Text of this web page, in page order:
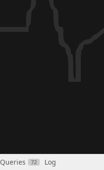
Queries 72 Log